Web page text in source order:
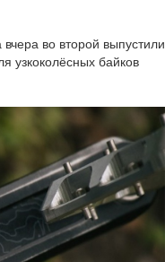
во второй выпустили
узкоколёсных байков